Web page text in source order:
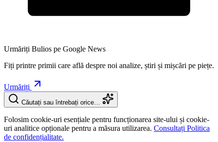
Urmăriți Bulios pe Google News
Fiți printre primii care află despre noi analize, știri și mișcări pe piețe.
Urmăriți
Căutați sau întrebați orice…
Folosim cookie-uri esențiale pentru funcționarea site-ului și cookie-
uri analitice opționale pentru a măsura utilizarea. Consultați Politica
de confidențialitate.